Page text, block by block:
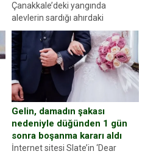
Çanakkale’deki yangında
alevlerin sardığı ahırdaki
hayvanlarını kurtarmak isteyen
Zeki Demir (66) ölümden döndü.
Yüzünde ve ellerinde yanıklar
oluşan Demir, kâbus dolu anları
anlattı… Merkeze bağlı...
Gelin, damadın şakası
nedeniyle düğünden 1 gün
sonra boşanma kararı aldı
İnternet sitesi Slate’in ‘Dear